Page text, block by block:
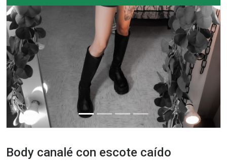
Body canalé con escote caído